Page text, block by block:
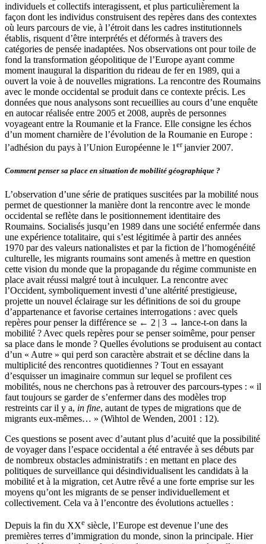
Nous interrogeons dans ce travail la façon dont les repères
individuels et collectifs interagissent, et plus particulièrement la
façon dont les individus construisent des repères dans des contextes
où leurs parcours de vie, à l’étroit dans les cadres institutionnels
établis, risquent d’être interprétés et déformés à travers des
catégories de pensée inadaptées. Nos observations ont pour toile de
fond la transformation géopolitique de l’Europe ayant comme
moment inaugural la disparition du rideau de fer en 1989, qui a
ouvert la voie à de nouvelles migrations. La rencontre des Roumains
avec le monde occidental se produit dans ce contexte précis. Les
données que nous analysons sont recueillies au cours d’une enquête
en autocar réalisée entre 2005 et 2008, auprès de personnes
voyageant entre la Roumanie et la France. Elle consigne les échos
d’un moment charnière de l’évolution de la Roumanie en Europe :
er
L’observation d’une série de pratiques suscitées par la mobilité nous
permet de questionner la manière dont la rencontre avec le monde
occidental se reflète dans le positionnement identitaire des
Roumains. Socialisés jusqu’en 1989 dans une société enfermée dans
une expérience totalitaire, qui s’est légitimée à partir des années
1970 par des valeurs nationalistes et par la fiction de l’homogénéité
culturelle, les migrants roumains sont amenés à mettre en question
cette vision du monde que la propagande du régime communiste en
place avait réussi malgré tout à inculquer. La rencontre avec
l’Occident, symboliquement investi d’une altérité prestigieuse,
projette un nouvel éclairage sur les définitions de soi du groupe
d’appartenance et favorise certaines interrogations : avec quels
repères pour penser la différence se← 2 | 3 →lance-t-on dans la
mobilité ? Avec quels repères pour se penser soimême, pour penser
sa place dans le monde ? Quelles évolutions se produisent au contact
d’un « Autre » qui perd son caractère abstrait et se décline dans la
multiplicité des rencontres quotidiennes ? Tout en essayant
d’esquisser un imaginaire commun sur lequel se profilent ces
mobilités, nous ne cherchons pas à retrouver des parcours-types : « il
faut toujours se garder de s’enfermer dans des modèles trop
restreints car il y a,in fine , autant de types de migrations que de
Ces questions se posent avec d’autant plus d’acuité que la possibilité
de voyager dans l’espace occidental a été entravée à ses débuts par
de nombreux obstacles administratifs : en mettant en place des
politiques de surveillance qui désindividualisent les candidats à la
mobilité et à la migration, cet Autre rêvé a une forte emprise sur les
moyens qu’ont les migrants de se penser individuellement et
Depuis la fin du XXesiècle, l’Europe est devenue l’une des